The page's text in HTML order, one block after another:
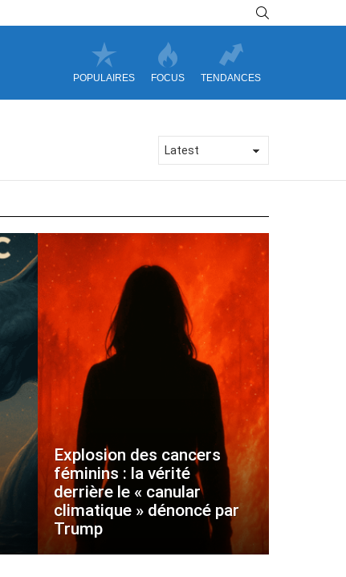
POPULAIRES FOCUS TENDANCES
Explosion des cancers
féminins : la vérité
derrière le « canular
climatique » dénoncé par
Trump